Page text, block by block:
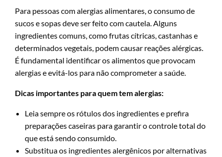
Para pessoas com alergias alimentares, o consumo de
sucos e sopas deve ser feito com cautela. Alguns
ingredientes comuns, como frutas cítricas, castanhas e
determinados vegetais, podem causar reações alérgicas.
É fundamental identificar os alimentos que provocam
alergias e evitá-los para não comprometer a saúde.
Dicas importantes para quem tem alergias:
Leia sempre os rótulos dos ingredientes e prefira
preparações caseiras para garantir o controle total do
que está sendo consumido.
Substitua os ingredientes alergênicos por alternativas